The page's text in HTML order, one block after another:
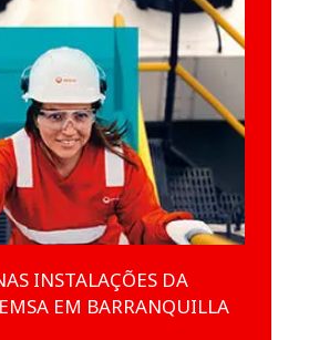
INSTALAÇÕES DA
EM BARRANQUILLA